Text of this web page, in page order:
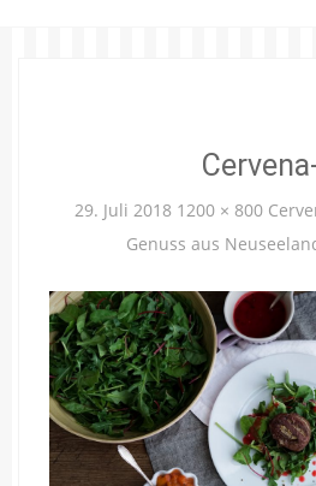
29. Juli 2018 1200 × 800
Genuss aus